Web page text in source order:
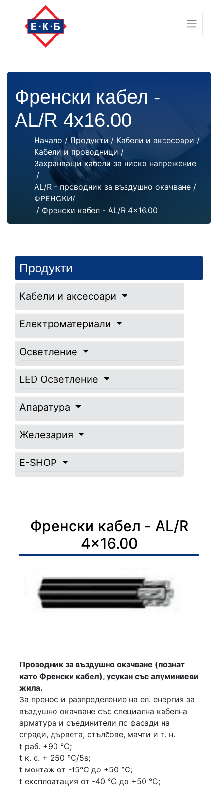
Френски кабел -
AL/R 4x16.00
Начало / Продукти / Кабели и аксесоари /
Кабели и проводници /
Захранващи кабели за ниско напрежение
/
AL/R - проводник за въздушно окачване /
ФРЕНСКИ/
/ Френски кабел - AL/R 4x16.00
Продукти
Кабели и аксесоари
Електроматериали
Осветление
LED Осветление
Апаратура
Железария
E-SHOP
Френски кабел - AL/R
4x16.00
Проводник за въздушно окачване (познат
като Френски кабел), усукан със алуминиеви
жила.
За пренос и разпределение на ел. енергия за
въздушно окачване със специална кабелна
арматура и съединители по фасади на
сгради, дървета, стълбове, мачти и т. н.
t раб. +90 °C;
t к. с. + 250 °C/5s;
t монтаж от -15°С до +50 °С;
t експлоатация от -40 °C до +50 °C;